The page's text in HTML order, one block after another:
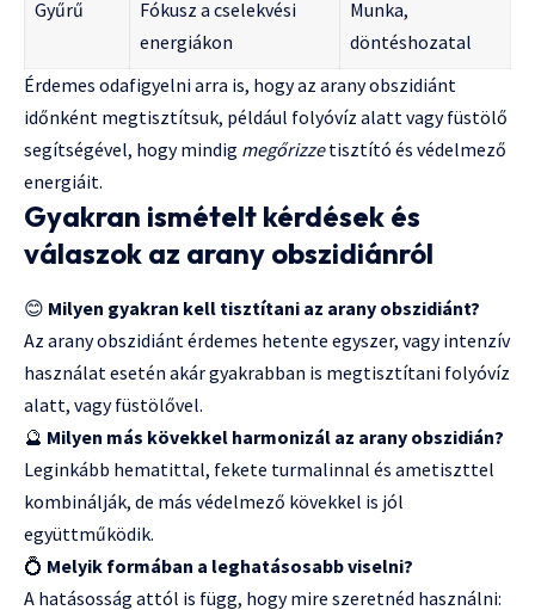
Gyűrű
Fókusz a cselekvési
energiákon
Munka,
döntéshozatal
Érdemes odafigyelni arra is, hogy az arany obszidiánt
időnként megtisztítsuk, például folyóvíz alatt vagy füstölő
segítségével, hogy mindig megőrizzetisztító és védelmező
energiáit.
Gyakran ismételt kérdések és
válaszok az arany obszidiánról
😊 Milyen gyakran kell tisztítani az arany obszidiánt?
Az arany obszidiánt érdemes hetente egyszer, vagy intenzív
használat esetén akár gyakrabban is megtisztítani folyóvíz
alatt, vagy füstölővel.
🔮 Milyen más kövekkel harmonizál az arany obszidián?
Leginkább hematittal, fekete turmalinnal és ametiszttel
kombinálják, de más védelmező kövekkel is jól
együttműködik.
💍 Melyik formában a leghatásosabb viselni?
A hatásosság attól is függ, hogy mire szeretnéd használni: